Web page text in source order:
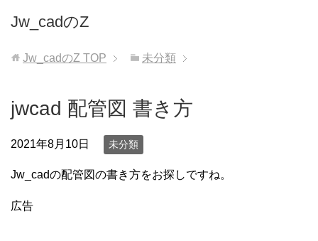
Jw_cadのZ
Jw_cadのZ TOP 未分類
jwcad 配管図 書き方
2021年8月10日 未分類
Jw_cadの配管図の書き方をお探しですね。
広告